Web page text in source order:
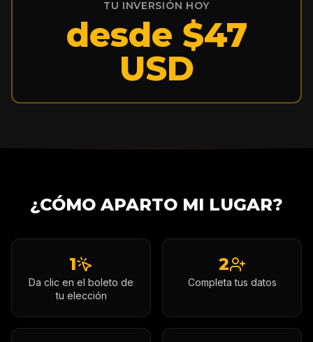
TU INVERSIÓN HOY
desde $47
USD
¿CÓMO APARTO MI LUGAR?
1
Da clic en el boleto de
tu elección
2
Completa tus datos